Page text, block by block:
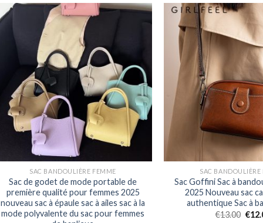
SAC BANDOULIÈRE FEMME
Sac de godet de mode portable de
première qualité pour femmes 2025
nouveau sac à épaule sac à ailes sac à la
mode polyvalente du sac pour femmes
SAC BANDOULIÈRE
Sac Goffini Sac à
2025 Nouveau sac
authentique Sac à
€13.00 €